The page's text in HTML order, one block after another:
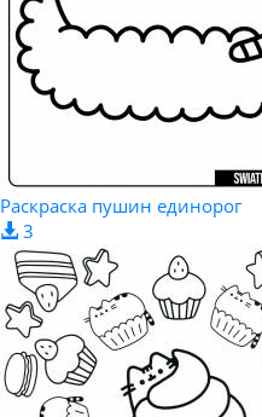
Раскраска пушин единорог
3